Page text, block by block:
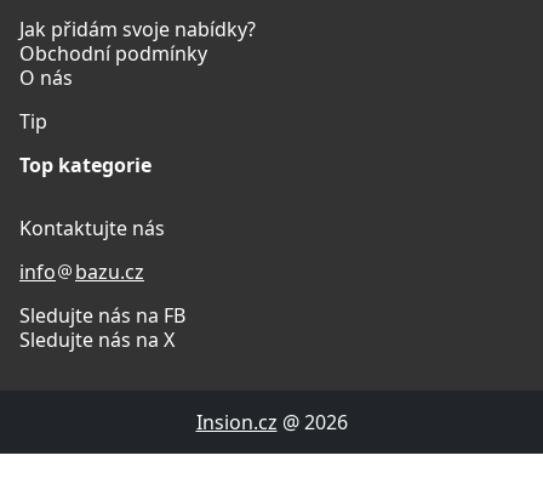
Jak přidám svoje nabídky?
Obchodní podmínky
O nás
Tip
Top kategorie
Kontaktujte nás
info
bazu.cz
Sledujte nás na FB
Sledujte nás na X
Insion.cz @ 2026